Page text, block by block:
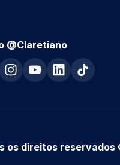
@Claretiano
os direitos reservados